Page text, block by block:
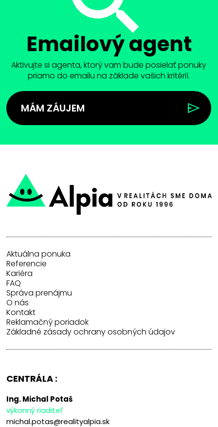
Emailový agent
Aktivujte si agenta, ktorý vam bude posielať ponuky
priamo do emailu na základe vašich kritérií.
MÁM ZÁUJEM
Aktuálna ponuka
Referencie
Kariéra
FAQ
Správa prenájmu
O nás
Kontakt
Reklamačný poriadok
Základné zásady ochrany osobných údajov
CENTRÁLA :
Ing. Michal Potaš
výkonný riaditeľ
michal.potas@realityalpia.sk